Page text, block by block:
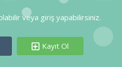
veya giriş yapabilirsiniz.
Kayıt Ol